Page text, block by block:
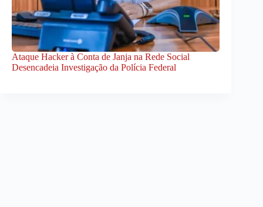
Ataque Hacker à Conta de Janja na Rede Social
Desencadeia Investigação da Polícia Federal